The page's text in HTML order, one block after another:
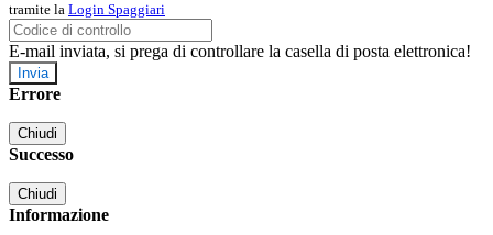
tramite la Login Spaggiari
E-mail inviata, si prega di controllare la casella di posta elettronica!
Errore
Chiudi
Successo
Chiudi
Informazione